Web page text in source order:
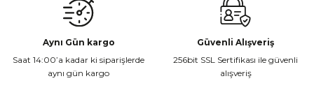
Aynı Gün kargo
Saat 14:00’a kadar ki siparişlerde
aynı gün kargo
Güvenli Alışveriş
256bit SSL Sertifikası ile güvenli
alışveriş